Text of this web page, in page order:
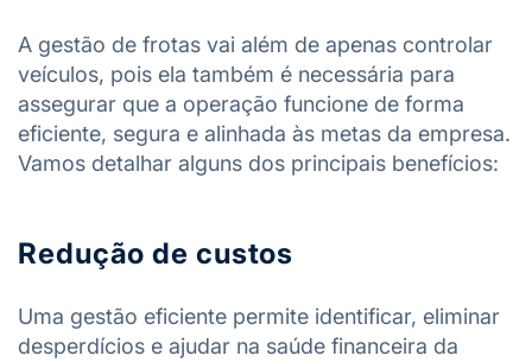
A gestão de frotas vai além de apenas controlar
veículos, pois ela também é necessária para
assegurar que a operação funcione de forma
eficiente, segura e alinhada às metas da empresa.
Vamos detalhar alguns dos principais benefícios:
Redução de custos
Uma gestão eficiente permite identificar, eliminar
desperdícios e ajudar na saúde financeira da